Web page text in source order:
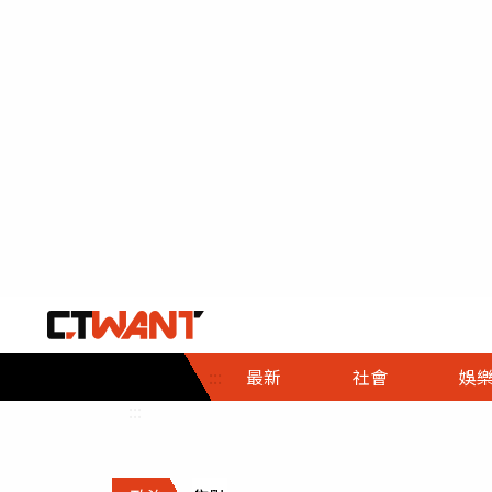
::: 最新 社會
社會首頁
時事
調查
娛樂
娛樂首頁
即時
財經首頁
熱線
政